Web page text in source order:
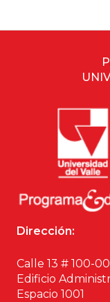
Estudios
Género
Geografía
Dirección:
Calle 13 # 100-
Edificio
Espacio 1001